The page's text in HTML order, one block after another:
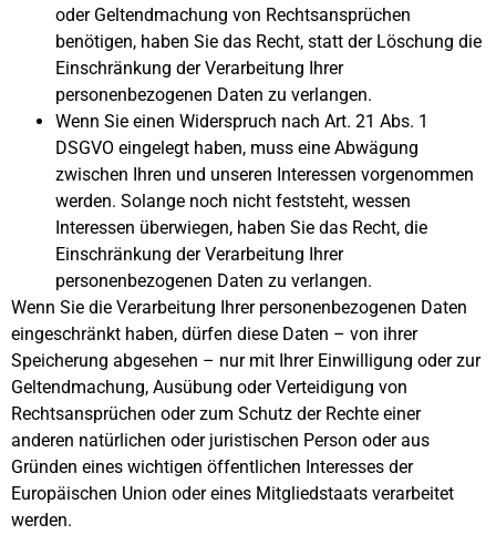
oder Geltendmachung von Rechtsansprüchen
benötigen, haben Sie das Recht, statt der Löschung die
Einschränkung der Verarbeitung Ihrer
personenbezogenen Daten zu verlangen.
Wenn Sie einen Widerspruch nach Art. 21 Abs. 1
DSGVO eingelegt haben, muss eine Abwägung
zwischen Ihren und unseren Interessen vorgenommen
werden. Solange noch nicht feststeht, wessen
Interessen überwiegen, haben Sie das Recht, die
Einschränkung der Verarbeitung Ihrer
personenbezogenen Daten zu verlangen.
Wenn Sie die Verarbeitung Ihrer personenbezogenen Daten
eingeschränkt haben, dürfen diese Daten – von ihrer
Speicherung abgesehen – nur mit Ihrer Einwilligung oder zur
Geltendmachung, Ausübung oder Verteidigung von
Rechtsansprüchen oder zum Schutz der Rechte einer
anderen natürlichen oder juristischen Person oder aus
Gründen eines wichtigen öffentlichen Interesses der
Europäischen Union oder eines Mitgliedstaats verarbeitet
werden.